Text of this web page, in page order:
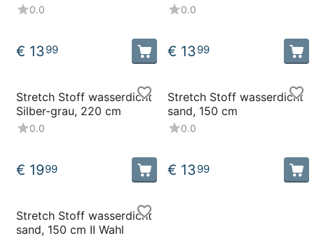
0.0
€ 1399
0.0
€ 1399
Stretch Stoff wasserdicht
Silber-grau, 220 cm
0.0
€ 1999
Stretch Stoff wasserdicht
sand, 150 cm
0.0
€ 1399
Stretch Stoff wasserdicht
sand, 150 cm II Wahl